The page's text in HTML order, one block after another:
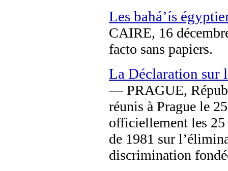
Les bahá’ís
CAIRE, 16
facto sans papiers.
La Déclaration sur
— PRAGUE,
réunis à Prague le
officiellement les 25
de 1981 sur
discrimination